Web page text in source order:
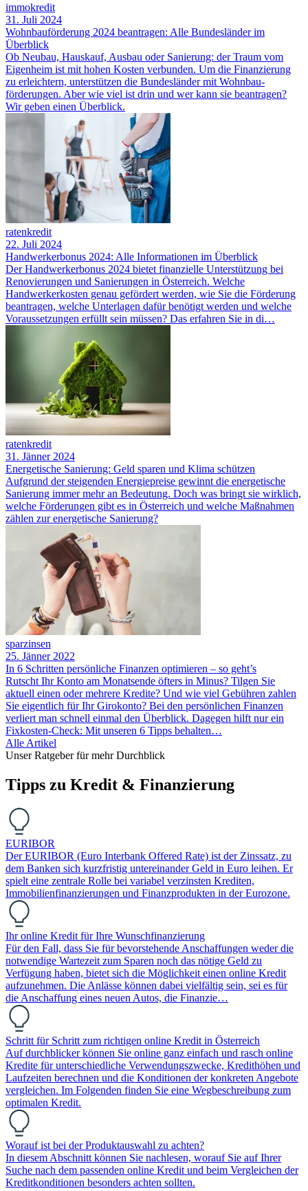
immokredit
31. Juli 2024
Wohnbauförderung 2024 beantragen: Alle Bundesländer im
Überblick
Ob Neubau, Hauskauf, Ausbau oder Sanierung: der Traum vom
Eigenheim ist mit hohen Kosten verbunden. Um die Finanzierung
zu erleichtern, unterstützen die Bundesländer mit Wohnbau­
förderungen. Aber wie viel ist drin und wer kann sie beantragen?
Wir geben einen Überblick.
ratenkredit
22. Juli 2024
Handwerkerbonus 2024: Alle Informationen im Überblick
Der Handwerkerbonus 2024 bietet finanzielle Unterstützung bei
Renovierungen und Sanierungen in Österreich. Welche
Handwerkerkosten genau gefördert werden, wie Sie die Förderung
beantragen, welche Unterlagen dafür benötigt werden und welche
Voraussetzungen erfüllt sein müssen? Das erfahren Sie in di…
ratenkredit
31. Jänner 2024
Energetische Sanierung: Geld sparen und Klima schützen
Aufgrund der steigenden Energiepreise gewinnt die energetische
Sanierung immer mehr an Bedeutung. Doch was bringt sie wirklich,
welche Förderungen gibt es in Österreich und welche Maßnahmen
zählen zur energetische Sanierung?
sparzinsen
25. Jänner 2022
In 6 Schritten persönliche Finanzen optimieren – so geht’s
Rutscht Ihr Konto am Monatsende öfters in Minus? Tilgen Sie
aktuell einen oder mehrere Kredite? Und wie viel Gebühren zahlen
Sie eigentlich für Ihr Girokonto? Bei den persönlichen Finanzen
verliert man schnell einmal den Überblick. Dagegen hilft nur ein
Fixkosten-Check: Mit unseren 6 Tipps behalten…
Alle Artikel
Unser Ratgeber für mehr Durchblick
Tipps zu Kredit & Finanzierung
EURIBOR
Der EURIBOR (Euro Interbank Offered Rate) ist der Zinssatz, zu
dem Banken sich kurzfristig untereinander Geld in Euro leihen. Er
spielt eine zentrale Rolle bei variabel verzinsten Krediten,
Immobilienfinanzierungen und Finanzprodukten in der Eurozone.
Ihr online Kredit für Ihre Wunschfinanzierung
Für den Fall, dass Sie für bevorstehende Anschaffungen weder die
notwendige Wartezeit zum Sparen noch das nötige Geld zu
Verfügung haben, bietet sich die Möglichkeit einen online Kredit
aufzunehmen. Die Anlässe können dabei vielfältig sein, sei es für
die Anschaffung eines neuen Autos, die Finanzie…
Schritt für Schritt zum richtigen online Kredit in Österreich
Auf durchblicker können Sie online ganz einfach und rasch online
Kredite für unterschiedliche Verwendungszwecke, Kredithöhen und
Laufzeiten berechnen und die Konditionen der konkreten Angebote
vergleichen. Im Folgenden finden Sie eine Wegbeschreibung zum
optimalen Kredit.
Worauf ist bei der Produktauswahl zu achten?
In diesem Abschnitt können Sie nachlesen, worauf Sie auf Ihrer
Suche nach dem passenden online Kredit und beim Vergleichen der
Kreditkonditionen besonders achten sollten.